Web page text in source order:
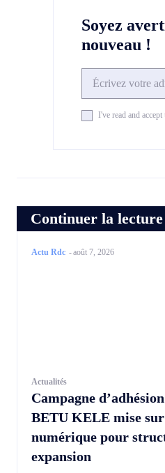
Soyez
nouveau !
I've read and accept
Continuer la lecture
Actu Rdc -août 7, 2026
Actualités
Campagne
BETU KELE mise
numérique pour
expansion